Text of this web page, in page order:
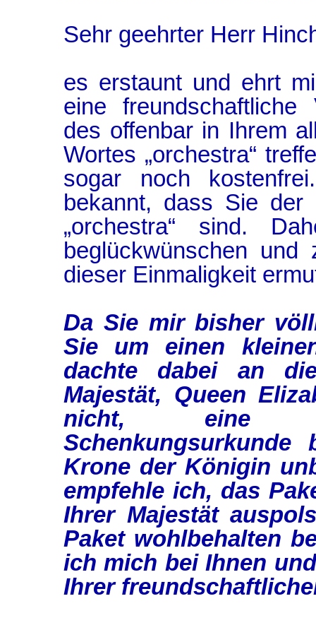
Sehr geehrter Herr
es erstaunt und ehrt
eine freundschaftliche
des offenbar in Ihrem
Wortes „orchestra“
sogar noch
bekannt, dass Sie der
„orchestra“ sind.
beglückwünschen
dieser Einmaligkeit
Da Sie mir bisher
Sie um einen
dachte dabei an
Majestät, Queen
nicht, eine
Krone der Königin
empfehle ich, das
Ihrer Majestät
Paket wohlbehalten
ich mich bei Ihnen
Ihrer